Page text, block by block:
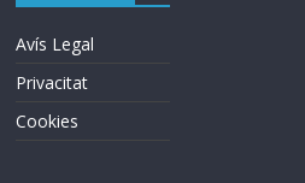
Avís Legal
Privacitat
Cookies